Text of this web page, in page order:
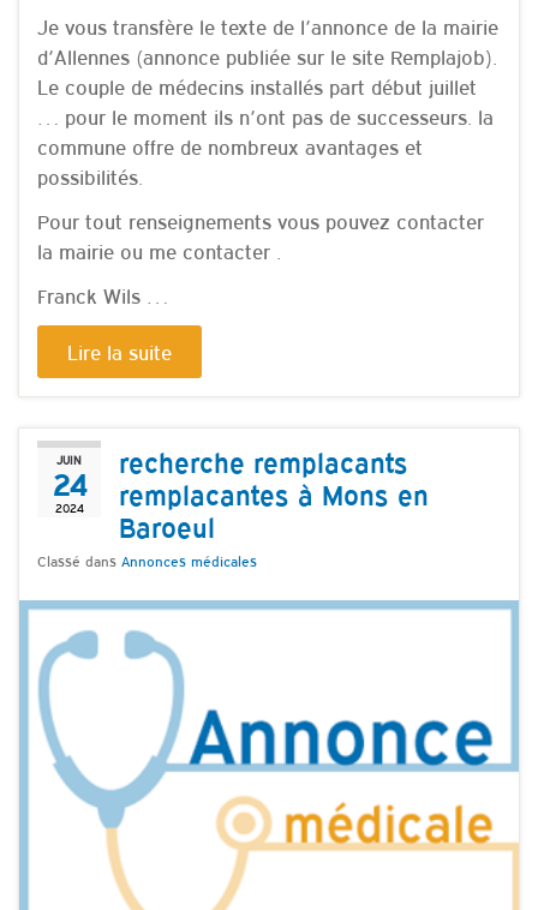
Je vous transfère le texte de l’annonce de la mairie
d’Allennes (annonce publiée sur le site Remplajob).
Le couple de médecins installés part début juillet
… pour le moment ils n’ont pas de successeurs. la
commune offre de nombreux avantages et
possibilités.
Pour tout renseignements vous pouvez contacter
la mairie ou me contacter .
Franck Wils …
Lire la suite
JUIN
24
2024
recherche remplacants
remplacantes à Mons en
Baroeul
Classé dans Annonces médicales